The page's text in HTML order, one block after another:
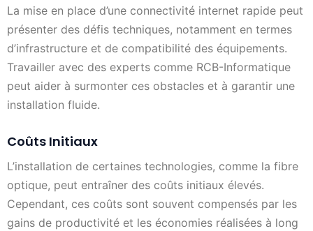
La mise en place d’une connectivité internet rapide peut
présenter des défis techniques, notamment en termes
d’infrastructure et de compatibilité des équipements.
Travailler avec des experts comme RCB-Informatique
peut aider à surmonter ces obstacles et à garantir une
installation fluide.
Coûts Initiaux
L’installation de certaines technologies, comme la fibre
optique, peut entraîner des coûts initiaux élevés.
Cependant, ces coûts sont souvent compensés par les
gains de productivité et les économies réalisées à long